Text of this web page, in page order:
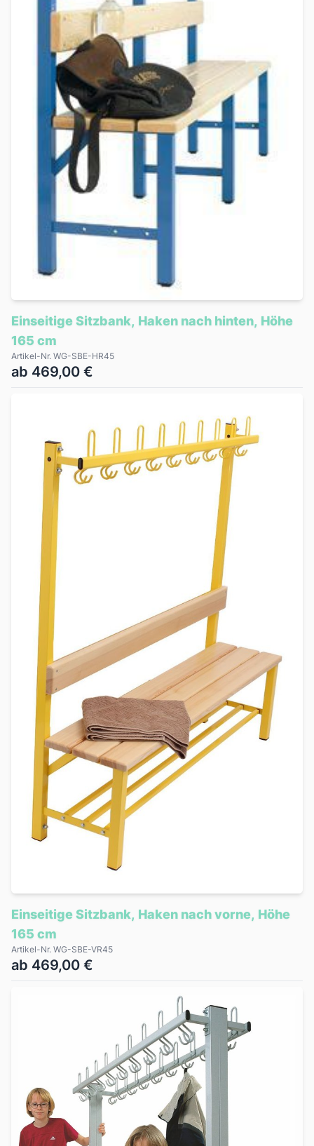
Einseitige Sitzbank, Haken nach hinten, Höhe
165 cm
Artikel-Nr. WG-SBE-HR45
ab 469,00 €
Einseitige Sitzbank, Haken nach vorne, Höhe
165 cm
Artikel-Nr. WG-SBE-VR45
ab 469,00 €